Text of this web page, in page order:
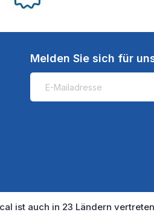
Melden Sie sich für
ist auch in 23 Ländern vertreten